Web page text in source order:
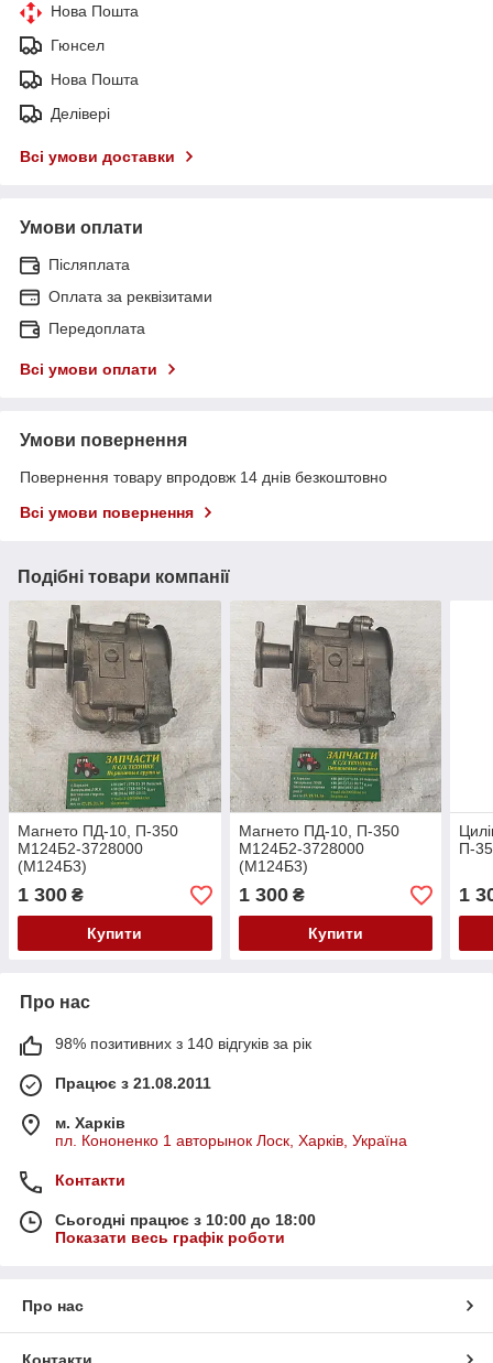
Нова Пошта
Гюнсел
Нова Пошта
Делівері
Всі умови доставки
Умови оплати
Післяплата
Оплата за реквізитами
Передоплата
Всі умови оплати
Умови повернення
Повернення товару впродовж 14 днів безкоштовно
Всі умови повернення
Подібні товари компанії
Магнето ПД-10, П-350
М124Б2-3728000
(М124Б3)
1 300 ₴
Купити
Магнето ПД-10, П-350
М124Б2-3728000
(М124Б3)
1 300₴
Купити
П-
1
Про нас
98% позитивних з 140 відгуків за рік
Працює з 21.08.2011
м. Харків
пл. Кононенко 1 авторынок Лоск, Харків, Україна
Контакти
Сьогодні працює з 10:00 до 18:00
Показати весь графік роботи
Про нас